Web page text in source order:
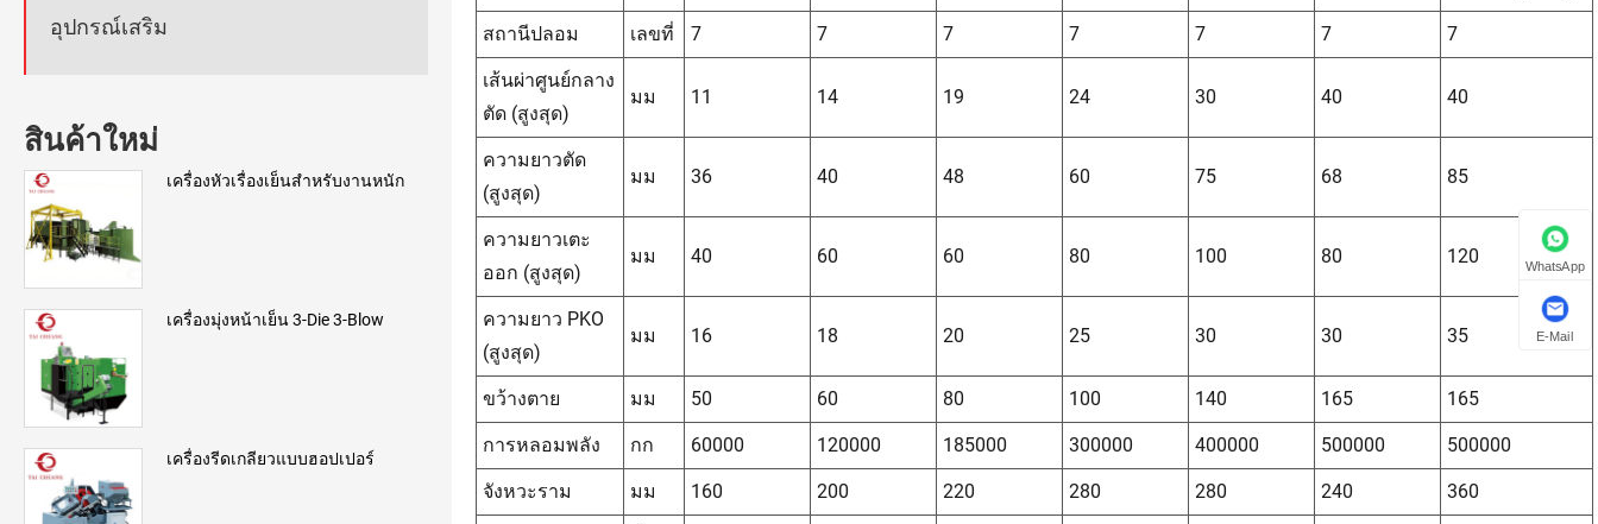
อุปกรณ์เสริม
สินค้าใหม่
เครื่องหัวเรื่องเย็นสำหรับงานหนัก
เครื่องมุ่งหน้าเย็น 3-Die 3-Blow
เครื่องรีดเกลียวแบบฮอปเปอร์
สถานีปลอม เลขที่ 7 7 7 7 7 7 7
เส้นผ่าศูนย์กลาง
ตัด (สูงสุด)
มม 11 14 19 24 30 40 40
ความยาวตัด
(สูงสุด)
มม 36 40 48 60 75 68 85
ความยาวเตะ
ออก (สูงสุด)
มม 40 60 60 80 100 80 120
ความยาว PKO
(สูงสุด)
มม 16 18 20 25 30 30 35
ขว้างตาย มม 50 60 80 100 140 165 165
การหลอมพลัง กก 60000 120000 185000 300000 400000 500000 500000
จังหวะราม มม 160 200 220 280 280 240 360
WhatsApp
E-Mail